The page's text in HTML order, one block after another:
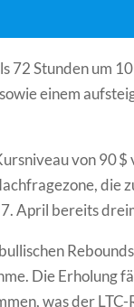
72 Stunden um
einem
von 90
die
April bereits
Die Erholung
was der